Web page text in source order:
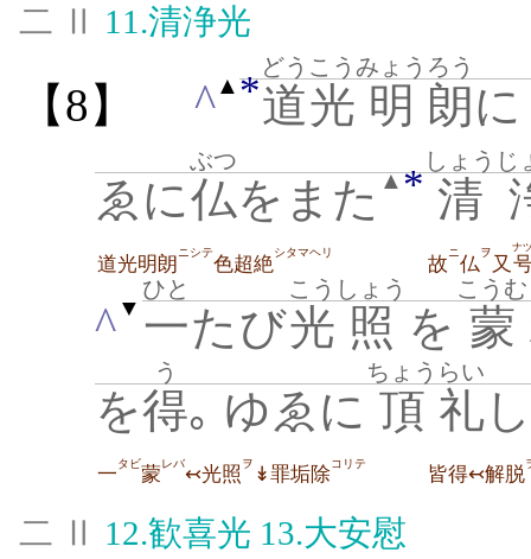
二 Ⅱ 11.清浄光
【8】 ^▲*道光
どうこう
明
みょう
朗
ろう
ゑに仏
ぶつ
をまた ▲* 清
しょうじ
道光明朗 ニシテ色超絶シタマヘリ 故 ニ仏ヲ 又
ナ
^ ▼ 一
ひと
たび光
こう
照
しょう
を 蒙
こうむ
を得
う
｡ ゆゑに 頂
ちょう
礼
らい
一タビ蒙レバ↢光照 ヲ ↡罪垢除コリテ 皆得↢解脱
二 Ⅱ 12.歓喜光 13.大安慰